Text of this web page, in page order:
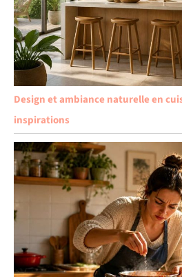
Design et ambiance naturelle en
inspirations